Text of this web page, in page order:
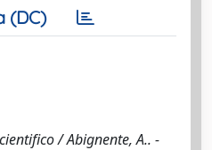
(DC)
/ Abignente, A.. -